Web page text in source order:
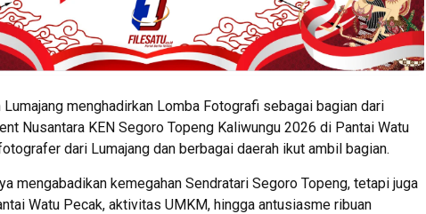
menghadirkan Lomba Fotografi sebagai bagian dari
Nusantara KEN Segoro Topeng Kaliwungu 2026 di Pantai Watu
dari Lumajang dan berbagai daerah ikut ambil bagian.
mengabadikan kemegahan Sendratari Segoro Topeng, tetapi juga
Watu Pecak, aktivitas UMKM, hingga antusiasme ribuan